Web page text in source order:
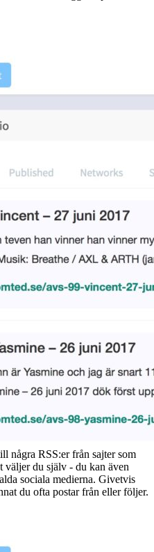
några RSS:er från sajter som
väljer du själv - du kan även
sociala medierna. Givetvis
du ofta postar från eller följer.